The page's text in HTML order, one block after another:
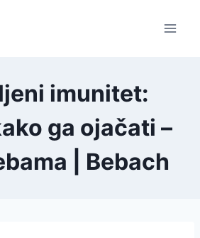
imunitet:
ga ojačati –
| Bebach